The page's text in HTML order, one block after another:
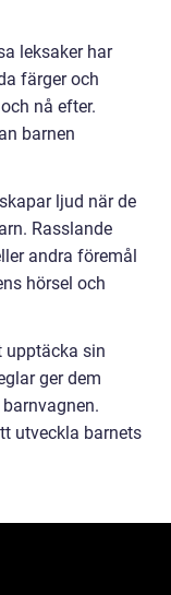
leksaker har
färger och
nå efter.
barnen
ljud när de
Rasslande
andra föremål
hörsel och
upptäcka sin
ger dem
utveckla barnets